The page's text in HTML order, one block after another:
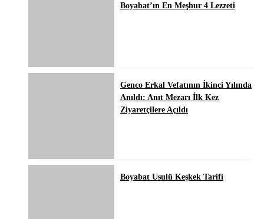
Boyabat’ın En Meşhur 4 Lezzeti
Genco Erkal Vefatının İkinci Yılında
Anıldı: Anıt Mezarı İlk Kez
Ziyaretçilere Açıldı
Boyabat Usulü Keşkek Tarifi